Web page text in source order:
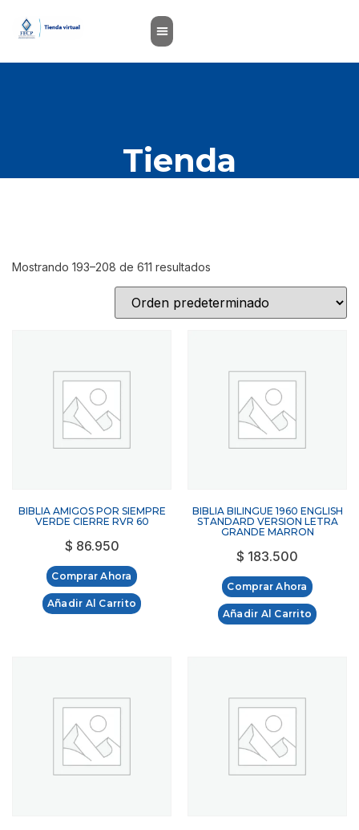
Tienda
Mostrando 193–208 de 611 resultados
BIBLIA AMIGOS POR SIEMPRE
VERDE CIERRE RVR 60
$ 86.950
Comprar Ahora
Añadir Al Carrito
BIBLIA BILINGUE 1960 ENGLISH
STANDARD VERSION LETRA
GRANDE MARRON
$ 183.500
Comprar Ahora
Añadir Al Carrito